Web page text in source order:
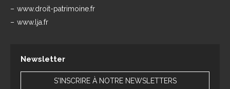
www.droit-patrimoine.fr
www.lja.fr
Newsletter
S'INSCRIRE À NOTRE NEWSLETTERS